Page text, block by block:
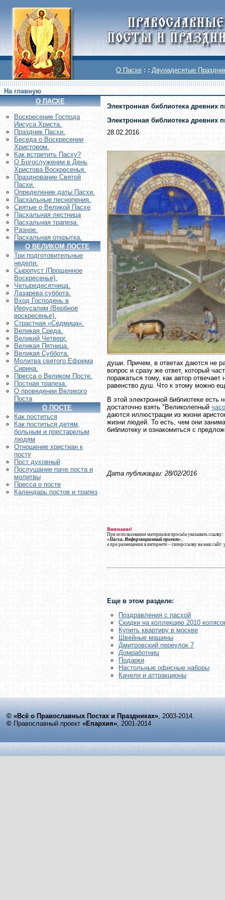
О Пасхе : : Двунадесятые
На главную
О ПАСХЕ
Воскреcение Господа
Иисуса Христа.
Праздник Пасхи.
Беседа о Воскресении
Христовом.
Как встретить Пасху?
О Богослужении в День
Христова Воскресенья.
Празднование Святой
Пасхи.
Определение даты Пасхи.
Пасхальные песнопения.
Святые о Великой Пасхе
Пасхальная лестница
Пасхальная трапеза.
Разное.
Пасхальная открытка.
О ВЕЛИКОМ ПОСТЕ
Три подготовительные
недели.
Сыропуст (Прощенное
Воскресенье).
Четыредесятница.
Лазарева суббота.
Вход Господень в
Иерусалим (Вербное
воскресенье).
Страстная «Седмица».
Великая Среда.
Великий Четверг.
Великая Пятница.
Великая Суббота.
Молитва святого Ефрема
Сирина.
Пресса о Великом Посте.
Постная трапеза.
О проведении Великого
Поста
О ПОСТЕ
Как поститься
Как поститься детям,
больным и престарелым
людям
Отношение христиан к
посту
Пост духовный
Послушание паче поста и
молитвы
Пресса о посте
Календарь постов и трапез
Электронная библиотека древних
Электронная библиотека древних
28.02.2016
души. Причем, в ответах даются не
вопрос и сразу же ответ, который
поражаться тому, как автор
равенство душ. Что к этому можно
В этой электронной библиотеке
достаточно взять "Великолепный
даются иллюстрации из жизни
жизни людей. То есть, чем они
библиотеку и ознакомиться с
Дата публикации: 28/02/2016
Внимание!
При использовании материалов просьба указывать ссылку:
«Пасха. Информационный проект»
а при размещении в интернете – гиперссылку на наш сайт:
Еще в этом разделе:
Поздравления с пасхой
Скидки на коллекцию 2010
Купить квартиру в москве
Швейные машины
Дмитровский переулок 7
Домработниц
Подарки
Настольные офисные наборы
Качели и аттракционы
© «Всё о Православных Постах и Праздниках», 2003-2014.
© Православный проект «Епархия», 2001-2014